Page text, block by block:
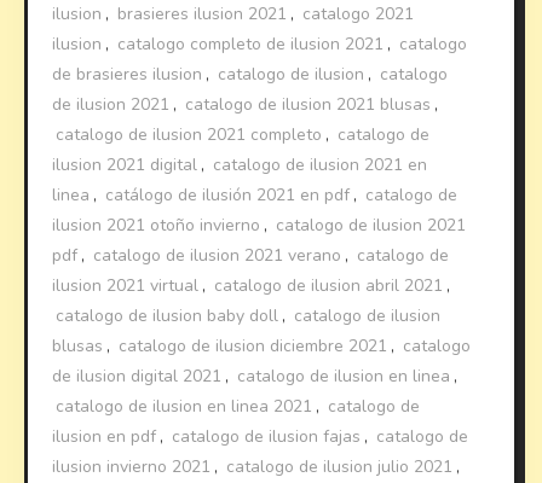
ilusion , brasieres ilusion 2021 , catalogo 2021
ilusion , catalogo completo de ilusion 2021 , catalogo
de brasieres ilusion , catalogo de ilusion , catalogo
de ilusion 2021 , catalogo de ilusion 2021 blusas ,
catalogo de ilusion 2021 completo , catalogo de
ilusion 2021 digital , catalogo de ilusion 2021 en
linea , catálogo de ilusión 2021 en pdf , catalogo de
ilusion 2021 otoño invierno , catalogo de ilusion 2021
pdf , catalogo de ilusion 2021 verano , catalogo de
ilusion 2021 virtual , catalogo de ilusion abril 2021 ,
catalogo de ilusion baby doll , catalogo de ilusion
blusas , catalogo de ilusion diciembre 2021 , catalogo
de ilusion digital 2021 , catalogo de ilusion en linea ,
catalogo de ilusion en linea 2021 , catalogo de
ilusion en pdf , catalogo de ilusion fajas , catalogo de
ilusion invierno 2021 , catalogo de ilusion julio 2021 ,